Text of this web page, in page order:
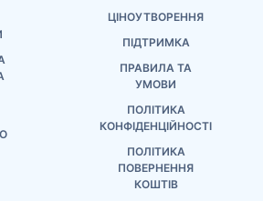
ЦІНОУТВОРЕННЯ
ПІДТРИМКА
ПРАВИЛА ТА
УМОВИ
ПОЛІТИКА
КОНФІДЕНЦІЙНОСТІ
ПОЛІТИКА
ПОВЕРНЕННЯ
КОШТІВ